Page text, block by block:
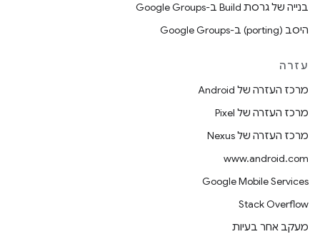
בנייה של גרסת Build ב-Google Groups
היסב (porting) ב-Google Groups
עזרה
מרכז העזרה של Android
מרכז העזרה של Pixel
מרכז העזרה של Nexus
www.android.com
Google Mobile Services
Stack Overflow
מעקב אחר בעיות